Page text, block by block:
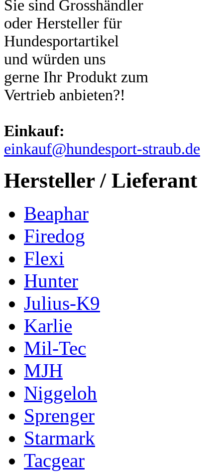
Sie sind Grosshändler
oder Hersteller für
Hundesportartikel
und würden uns
gerne Ihr Produkt zum
Vertrieb anbieten?!
Einkauf:
einkauf@hundesport-straub.de
Hersteller / Lieferant
Beaphar
Firedog
Flexi
Hunter
Julius-K9
Karlie
Mil-Tec
MJH
Niggeloh
Sprenger
Starmark
Tacgear